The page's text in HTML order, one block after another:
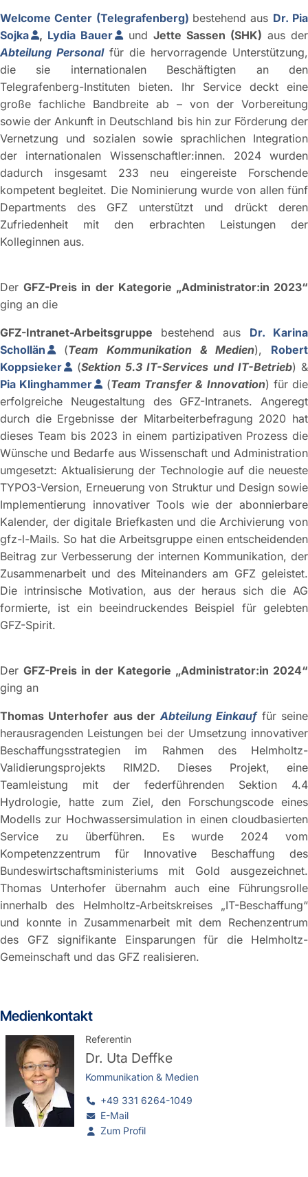
Welcome Center (Telegrafenberg) bestehend aus Dr. Pia
Sojka
, Lydia Bauer und Jette Sassen (SHK) aus der
Abteilung Personal für die hervorragende Unterstützung,
die sie internationalen Beschäftigten an den
Telegrafenberg-Instituten bieten. Ihr Service deckt eine
große fachliche Bandbreite ab – von der Vorbereitung
sowie der Ankunft in Deutschland bis hin zur Förderung der
Vernetzung und sozialen sowie sprachlichen Integration
der internationalen Wissenschaftler:innen. 2024 wurden
dadurch insgesamt 233 neu eingereiste Forschende
kompetent begleitet. Die Nominierung wurde von allen fünf
Departments des GFZ unterstützt und drückt deren
Zufriedenheit mit den erbrachten Leistungen der
Kolleginnen aus.
DerGFZ-Preis in der Kategorie „Administrator:in 2023“
ging an die
GFZ-Intranet-Arbeitsgruppe bestehend aus Dr. Karina
Schollän
(Team Kommunikation & Medien), Robert
Koppsieker
(Sektion 5.3 IT-Services und IT-Betrieb) &
Pia Klinghammer
(Team Transfer & Innovation) für die
erfolgreiche Neugestaltung des GFZ-Intranets. Angeregt
durch die Ergebnisse der Mitarbeiterbefragung 2020 hat
dieses Team bis 2023 in einem partizipativen Prozess die
Wünsche und Bedarfe aus Wissenschaft und Administration
umgesetzt: Aktualisierung der Technologie auf die neueste
TYPO3-Version, Erneuerung von Struktur und Design sowie
Implementierung innovativer Tools wie der abonnierbare
Kalender, der digitale Briefkasten und die Archivierung von
gfz-l-Mails. So hat die Arbeitsgruppe einen entscheidenden
Beitrag zur Verbesserung der internen Kommunikation, der
Zusammenarbeit und des Miteinanders am GFZ geleistet.
Die intrinsische Motivation, aus der heraus sich die AG
formierte, ist ein beeindruckendes Beispiel für gelebten
GFZ-Spirit.
Der GFZ-Preis in der Kategorie „Administrator:in 2024“
ging an
Thomas Unterhofer aus der Abteilung Einkauf für seine
herausragenden Leistungen bei der Umsetzung innovativer
Beschaffungsstrategien im Rahmen des Helmholtz-
Validierungsprojekts RIM2D. Dieses Projekt, eine
Teamleistung mit der federführenden Sektion 4.4
Hydrologie, hatte zum Ziel, den Forschungscode eines
Modells zur Hochwassersimulation in einen cloudbasierten
Service zu überführen. Es wurde 2024 vom
Kompetenzzentrum für Innovative Beschaffung des
Bundeswirtschaftsministeriums mit Gold ausgezeichnet.
Thomas Unterhofer übernahm auch eine Führungsrolle
innerhalb des Helmholtz-Arbeitskreises „IT-Beschaffung“
und konnte in Zusammenarbeit mit dem Rechenzentrum
des GFZ signifikante Einsparungen für die Helmholtz-
Gemeinschaft und das GFZ realisieren.
Medienkontakt
Referentin
Dr. Uta Deffke
Kommunikation & Medien
+49 331 6264-1049
E-Mail
Zum Profil